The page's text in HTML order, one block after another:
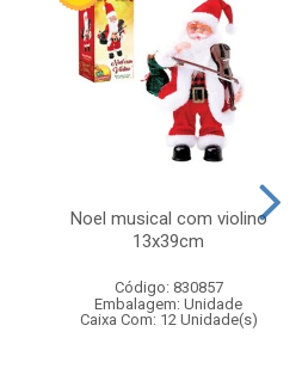
Noel musical com violino
13x39cm
Código: 830857
Embalagem: Unidade
Caixa Com: 12 Unidade(s)